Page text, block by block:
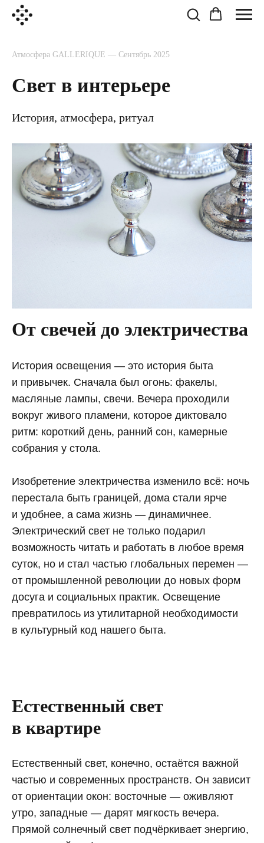
Атмосфера GALLERIQUE — Сентябрь 2025
Свет в интерьере
История, атмосфера, ритуал
От свечей до электричества
История освещения — это история быта
и привычек. Сначала был огонь: факелы,
масляные лампы, свечи. Вечера проходили
вокруг живого пламени, которое диктовало
ритм: короткий день, ранний сон, камерные
собрания у стола.
Изобретение электричества изменило всё: ночь
перестала быть границей, дома стали ярче
и удобнее, а сама жизнь — динамичнее.
Электрический свет не только подарил
возможность читать и работать в любое время
суток, но и стал частью глобальных перемен —
от промышленной революции до новых форм
досуга и социальных практик. Освещение
превратилось из утилитарной необходимости
в культурный код нашего быта.
Естественный свет
в квартире
Естественный свет, конечно, остаётся важной
частью и современных пространств. Он зависит
от ориентации окон: восточные — оживляют
утро, западные — дарят мягкость вечера.
Прямой солнечный свет подчёркивает энергию,